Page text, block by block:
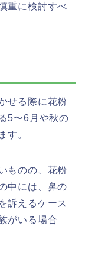
重に検討すべ
せる際に花粉
5〜6月や秋の
す。
ものの、花粉
中には、鼻の
訴えるケース
がいる場合